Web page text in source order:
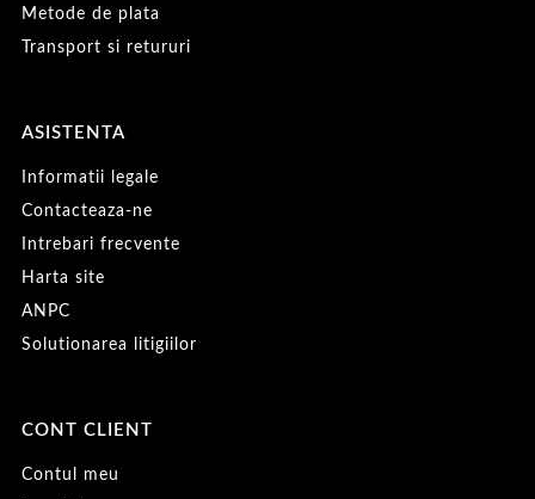
Metode de plata
Transport si retururi
ASISTENTA
Informatii legale
Contacteaza-ne
Intrebari frecvente
Harta site
ANPC
Solutionarea litigiilor
CONT CLIENT
Contul meu